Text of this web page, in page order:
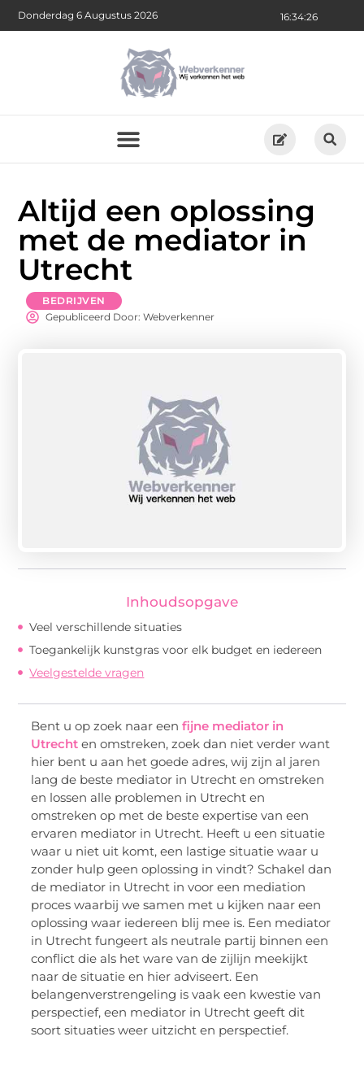
16:34:27
Donderdag 6 Augustus 2026
Altijd een oplossing
met de mediator in
Utrecht
BEDRIJVEN
Gepubliceerd Door: Webverkenner
Inhoudsopgave
Veel verschillende situaties
Toegankelijk kunstgras voor elk budget en iedereen
Veelgestelde vragen
Bent u op zoek naar een fijne mediator in
Utrecht en omstreken, zoek dan niet verder want
hier bent u aan het goede adres, wij zijn al jaren
lang de beste mediator in Utrecht en omstreken
en lossen alle problemen in Utrecht en
omstreken op met de beste expertise van een
ervaren mediator in Utrecht. Heeft u een situatie
waar u niet uit komt, een lastige situatie waar u
zonder hulp geen oplossing in vindt? Schakel dan
de mediator in Utrecht in voor een mediation
proces waarbij we samen met u kijken naar een
oplossing waar iedereen blij mee is. Een mediator
in Utrecht fungeert als neutrale partij binnen een
conflict die als het ware van de zijlijn meekijkt
naar de situatie en hier adviseert. Een
belangenverstrengeling is vaak een kwestie van
perspectief, een mediator in Utrecht geeft dit
soort situaties weer uitzicht en perspectief.